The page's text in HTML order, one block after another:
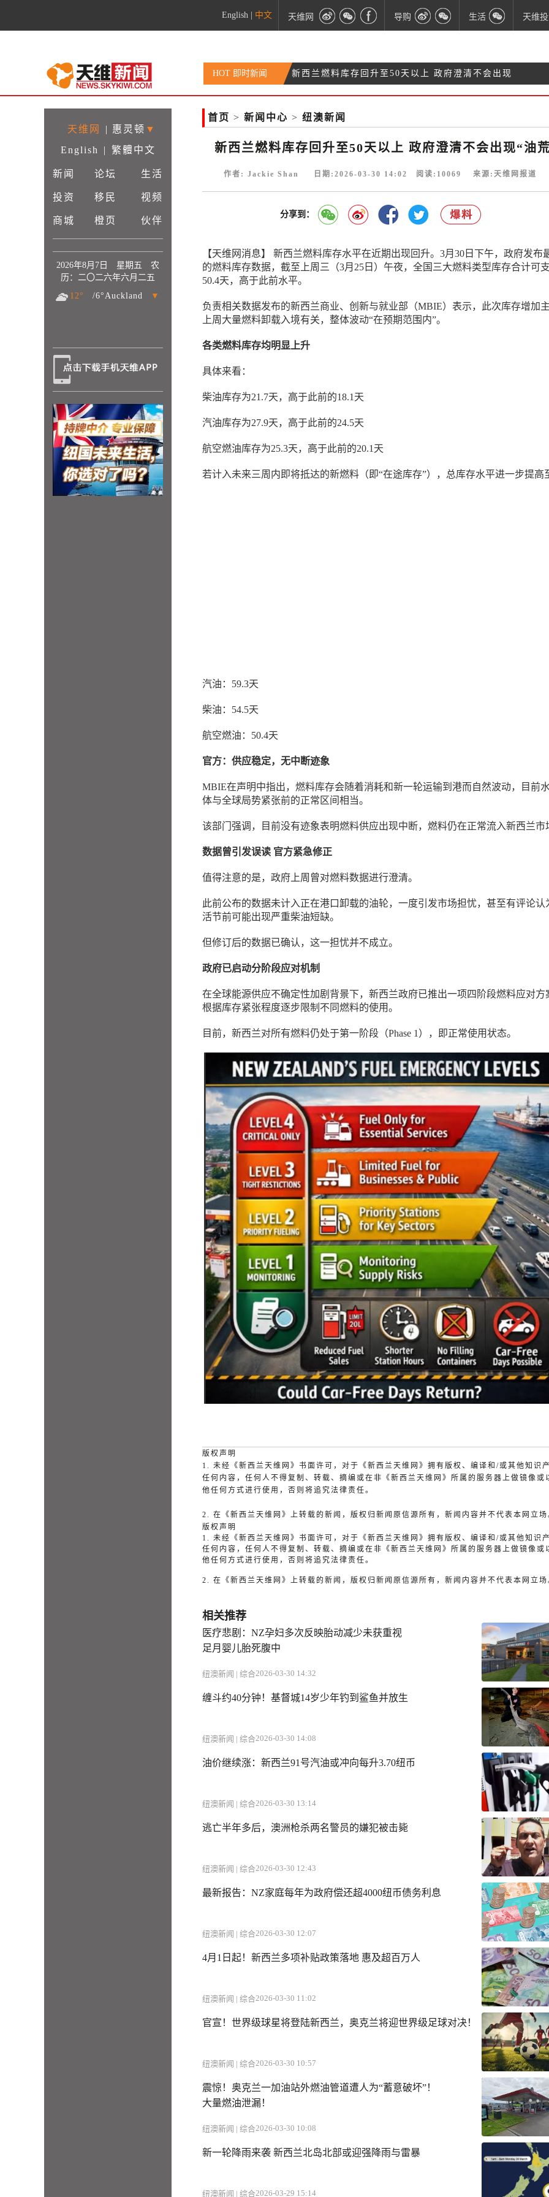
English 中文 天维网 导购 生活 天维
HOT 即时新闻 新西兰燃料库存回升至50天以上 政府澄清不会出现
“油荒”
入豪宅
医疗悲剧：NZ孕妇多次反映胎动减少未获重视 足月
婴儿胎死腹中
天维网 | 惠灵顿 ▼
English
| 繁體中文
新闻 论坛 生活
投资 移民 视频
商城 橙页 伙伴
2026年8月7日 星期五 农
历：二〇二六年六月二五
12°
/6°Auckland ▼
首页 > 新闻中心 > 纽澳新闻
新西兰燃料库存回升至50天以上 政府澄清不会出现“油
作者: Jackie Shan 日期:2026-03-30 14:02 阅读: 10069 来源:天维网报道
分享到：
【天维网消息】 新西兰燃料库存水平在近期出现回升。3月30日下午，政府发布
的燃料库存数据，截至上周三（3月25日）午夜，全国三大燃料类型库存合计可
50.4天，高于此前水平。
负责相关数据发布的新西兰商业、创新与就业部（MBIE）表示，此次库存增加
上周大量燃料卸载入境有关，整体波动“在预期范围内”。
各类燃料库存均明显上升
具体来看：
柴油库存为21.7天，高于此前的18.1天
汽油库存为27.9天，高于此前的24.5天
航空燃油库存为25.3天，高于此前的20.1天
若计入未来三周内即将抵达的新燃料（即“在途库存”），总库存水平进一步提高
汽油：59.3天
柴油：54.5天
航空燃油：50.4天
官方：供应稳定，无中断迹象
MBIE在声明中指出，燃料库存会随着消耗和新一轮运输到港而自然波动，目前
体与全球局势紧张前的正常区间相当。
该部门强调，目前没有迹象表明燃料供应出现中断，燃料仍在正常流入新西兰市
数据曾引发误读 官方紧急修正
值得注意的是，政府上周曾对燃料数据进行澄清。
此前公布的数据未计入正在港口卸载的油轮，一度引发市场担忧，甚至有评论认
活节前可能出现严重柴油短缺。
但修订后的数据已确认，这一担忧并不成立。
政府已启动分阶段应对机制
在全球能源供应不确定性加剧背景下，新西兰政府已推出一项四阶段燃料应对方
根据库存紧张程度逐步限制不同燃料的使用。
目前，新西兰对所有燃料仍处于第一阶段（Phase 1），即正常使用状态。
版权声明
1. 未经《新西兰天维网》书面许可，对于《新西兰天维网》拥有版权、编译和/或其他知识
任何内容，任何人不得复制、转载、摘编或在非《新西兰天维网》所属的服务器上做镜像或
他任何方式进行使用，否则将追究法律责任。
2. 在《新西兰天维网》上转载的新闻，版权归新闻原信源所有，新闻内容并不代表本网立
版权声明
1. 未经《新西兰天维网》书面许可，对于《新西兰天维网》拥有版权、编译和/或其他知识
任何内容，任何人不得复制、转载、摘编或在非《新西兰天维网》所属的服务器上做镜像或
他任何方式进行使用，否则将追究法律责任。
2. 在《新西兰天维网》上转载的新闻，版权归新闻原信源所有，新闻内容并不代表本网立
相关推荐
医疗悲剧：NZ孕妇多次反映胎动减少未获重视
足月婴儿胎死腹中
纽澳新闻 | 综合2026-03-30 14:32
缠斗约40分钟！基督城14岁少年钓到鲨鱼并放生
纽澳新闻 | 综合2026-03-30 14:08
油价继续涨：新西兰91号汽油或冲向每升3.70纽币
纽澳新闻 | 综合2026-03-30 13:14
逃亡半年多后，澳洲枪杀两名警员的嫌犯被击毙
纽澳新闻 | 综合2026-03-30 12:43
最新报告：NZ家庭每年为政府偿还超4000纽币债务利息
纽澳新闻 | 综合2026-03-30 12:07
4月1日起！新西兰多项补贴政策落地 惠及超百万人
纽澳新闻 | 综合2026-03-30 11:02
官宣！世界级球星将登陆新西兰，奥克兰将迎世界级足球对决！
纽澳新闻 | 综合2026-03-30 10:57
震惊！奥克兰一加油站外燃油管道遭人为“蓄意破坏”！
大量燃油泄漏！
纽澳新闻 | 综合2026-03-30 10:08
新一轮降雨来袭 新西兰北岛北部或迎强降雨与雷暴
纽澳新闻 | 综合2026-03-29 15:14